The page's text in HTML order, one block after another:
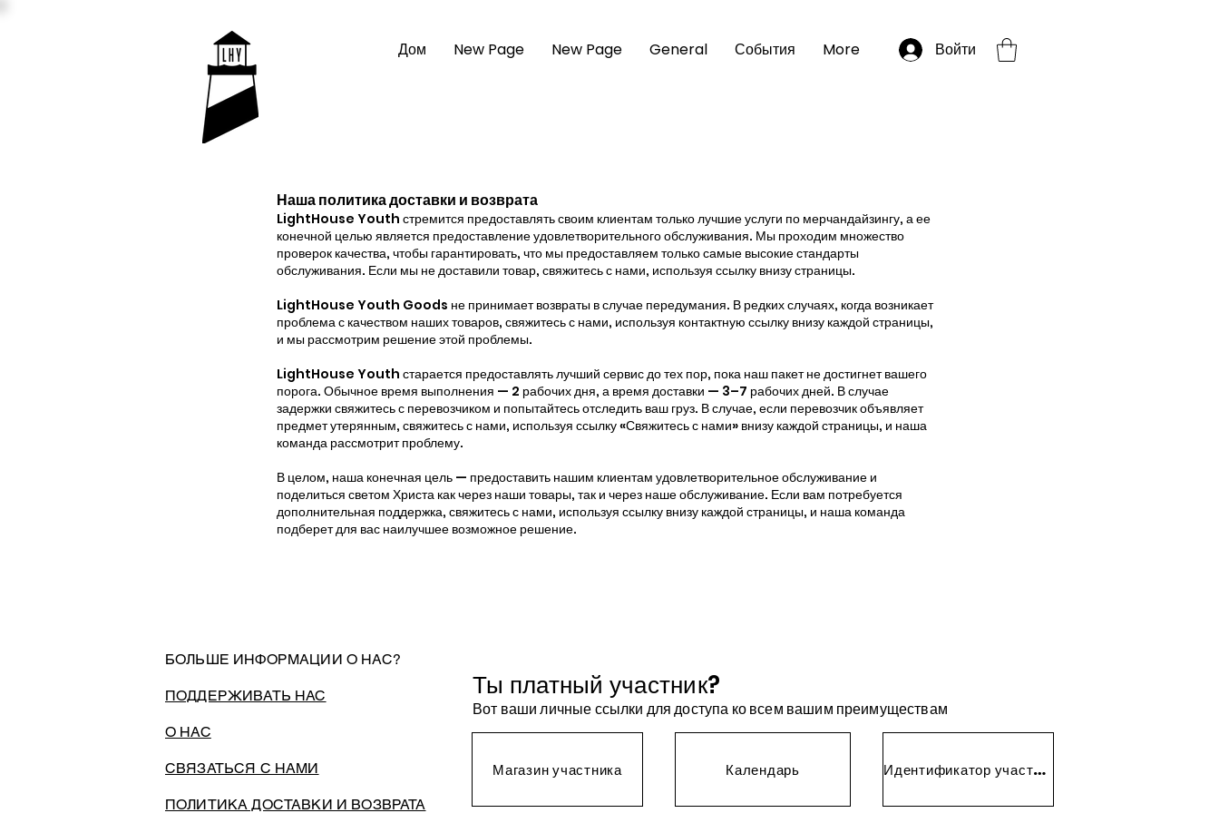
Дом New Page New Page General События More Войти
Наша политика доставки и возврата
LightHouse Youth стремится предоставлять своим клиентам только лучшие услуги по мерчандайзингу, а ее
конечной целью является предоставление удовлетворительного обслуживания. Мы проходим множество
проверок качества, чтобы гарантировать, что мы предоставляем только самые высокие стандарты
обслуживания. Если мы не доставили товар, свяжитесь с нами, используя ссылку внизу страницы.
LightHouse Youth Goods не принимает возвраты в случае передумания. В редких случаях, когда возникает
проблема с качеством наших товаров, свяжитесь с нами, используя контактную ссылку внизу каждой страницы,
и мы рассмотрим решение этой проблемы.
LightHouse Youth старается предоставлять лучший сервис до тех пор, пока наш пакет не достигнет вашего
порога. Обычное время выполнения — 2 рабочих дня, а время доставки — 3–7 рабочих дней. В случае
задержки свяжитесь с перевозчиком и попытайтесь отследить ваш груз. В случае, если перевозчик объявляет
предмет утерянным, свяжитесь с нами, используя ссылку «Свяжитесь с нами» внизу каждой страницы, и наша
команда рассмотрит проблему.
В целом, наша конечная цель — предоставить нашим клиентам удовлетворительное обслуживание и
поделиться светом Христа как через наши товары, так и через наше обслуживание. Если вам потребуется
дополнительная поддержка, свяжитесь с нами, используя ссылку внизу каждой страницы, и наша команда
подберет для вас наилучшее возможное решение.
БОЛЬШЕ ИНФОРМАЦИИ О НАС?
ПОДДЕРЖИВАТЬ НАС
О НАС
СВЯЗАТЬСЯ С НАМИ
ПОЛИТИКА ДОСТАВКИ И ВОЗВРАТА
Ты платный участник?
Вот ваши личные ссылки для доступа ко всем вашим преимуществам
Магазин участника Календарь Идентификатор участника